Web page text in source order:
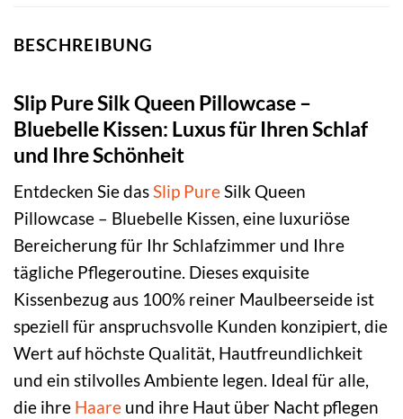
BESCHREIBUNG
Slip Pure Silk Queen Pillowcase –
Bluebelle Kissen: Luxus für Ihren Schlaf
und Ihre Schönheit
Entdecken Sie dasSlip PureSilk Queen
Pillowcase – Bluebelle Kissen, eine luxuriöse
Bereicherung für Ihr Schlafzimmer und Ihre
tägliche Pflegeroutine. Dieses exquisite
Kissenbezug aus 100% reiner Maulbeerseide ist
speziell für anspruchsvolle Kunden konzipiert, die
Wert auf höchste Qualität, Hautfreundlichkeit
und ein stilvolles Ambiente legen. Ideal für alle,
die ihre Haare und ihre Haut über Nacht pflegen